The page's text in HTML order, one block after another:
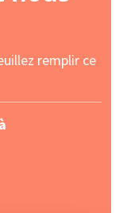
remplir ce